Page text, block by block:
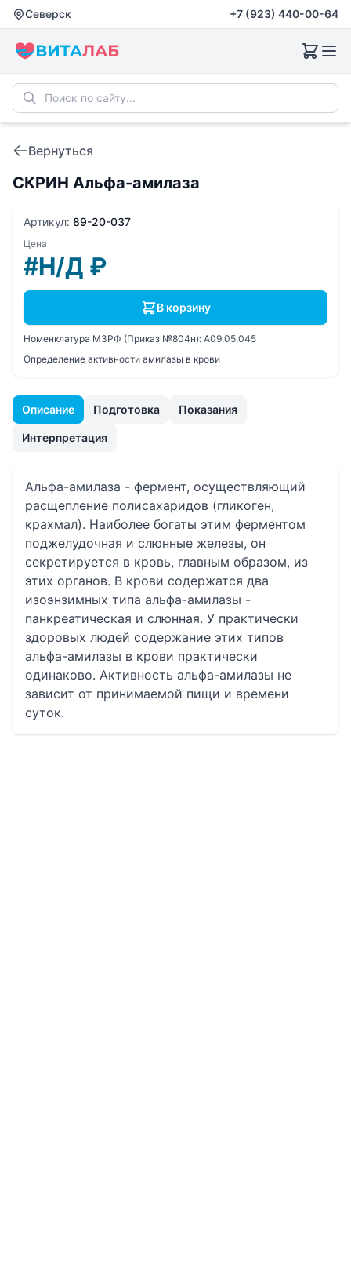
Северск +7 (923) 440-00-64
Вернуться
СКРИН Альфа-амилаза
Описание Подготовка Показания
Интерпретация
Альфа-амилаза - фермент, осуществляющий
расщепление полисахаридов (гликоген,
крахмал). Наиболее богаты этим ферментом
поджелудочная и слюнные железы, он
секретируется в кровь, главным образом, из
этих органов. В крови содержатся два
изоэнзимных типа альфа-амилазы -
панкреатическая и слюнная. У практически
здоровых людей содержание этих типов
альфа-амилазы в крови практически
одинаково. Активность альфа-амилазы не
зависит от принимаемой пищи и времени
суток.
Артикул: 89-20-037
Цена
#Н/Д ₽
В корзину
Номенклатура МЗРФ (Приказ №804н): A09.05.045
Определение активности амилазы в крови